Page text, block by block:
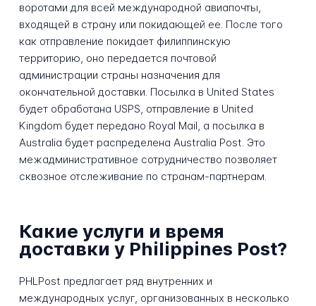
воротами для всей международной авиапочты,
входящей в страну или покидающей ее. После того
как отправление покидает филиппинскую
территорию, оно передается почтовой
администрации страны назначения для
окончательной доставки. Посылка в United States
будет обработана USPS, отправление в United
Kingdom будет передано Royal Mail, а посылка в
Australia будет распределена Australia Post. Это
межадминистративное сотрудничество позволяет
сквозное отслеживание по странам-партнерам.
Какие услуги и время
доставки у Philippines Post?
PHLPost предлагает ряд внутренних и
международных услуг, организованных в несколько